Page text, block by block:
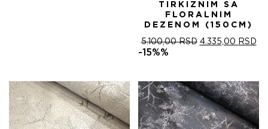
TIRKIZNIM SA
FLORALNIM
DEZENOM (150CM)
5.100,00RSD ОРИГИНАЛНА
5.100,00 RSD.
4.335,00 RSD
-15%%